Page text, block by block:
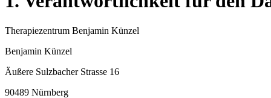
Therapiezentrum Benjamin Künzel
Benjamin Künzel
Äußere Sulzbacher Strasse 16
90489 Nürnberg